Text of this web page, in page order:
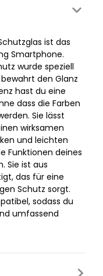
ist das
Smartphone.
wurde speziell
den Glanz
hast du eine
dass die Farben
Sie lässt
wirksamen
und leichten
Funktionen deines
Sie ist aus
das für eine
Schutz sorgt.
sodass du
umfassend